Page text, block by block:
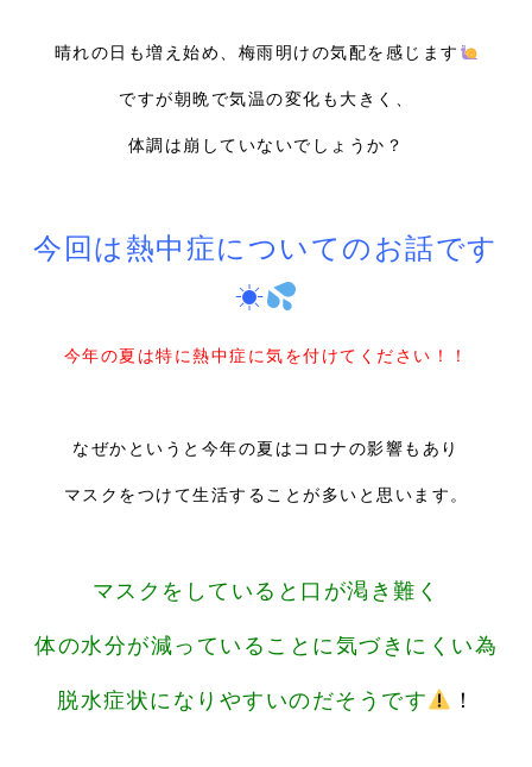
晴れの日も増え始め、梅雨明けの気配を感じます
ですが朝晩で気温の変化も大きく、
体調は崩していないでしょうか？
今回は熱中症についてのお話です
☀
今年の夏は特に熱中症に気を付けてください！！
なぜかというと今年の夏はコロナの影響もあり
マスクをつけて生活することが多いと思います。
マスクをしていると口が渇き難く
体の水分が減っていることに気づきにくい為
脱水症状になりやすいのだそうです ！